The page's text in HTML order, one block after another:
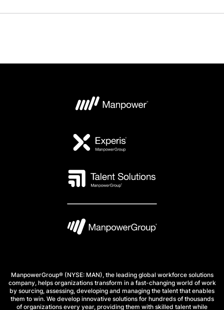
ManpowerGroup® (NYSE: MAN), the leading global workforce solutions
company, helps organizations transform in a fast-changing world of work
by sourcing, assessing, developing and managing the talent that enables
them to win. We develop innovative solutions for hundreds of thousands
of organizations every year, providing them with skilled talent while